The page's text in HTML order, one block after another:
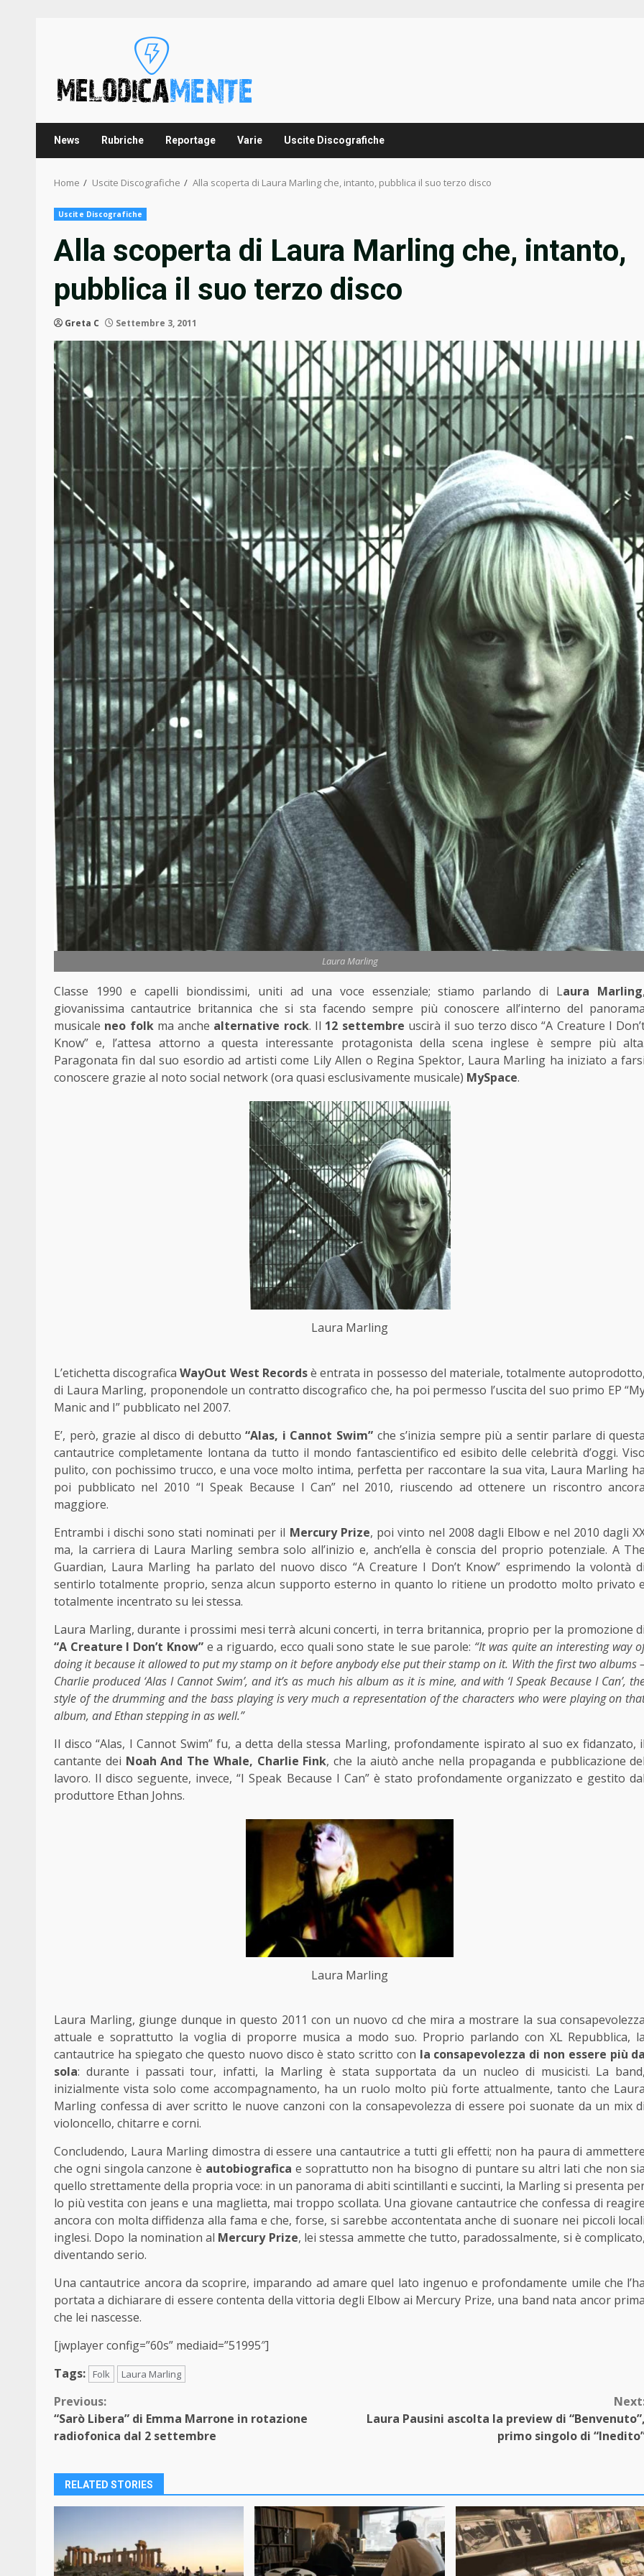
News Rubriche Reportage Varie Uscite Discografiche
Home Uscite Discografiche Alla scoperta di Laura Marling che, intanto, pubblica il suo terzo disco
Uscite Discografiche
Alla scoperta di Laura Marling che, intanto,
pubblica il suo terzo disco
Greta C Settembre 3, 2011
Laura Marling
Classe 1990 e capelli biondissimi, uniti ad una voce essenziale; stiamo parlando di Laura Marling,
giovanissima cantautrice britannica che si sta facendo sempre più conoscere all’interno del panorama
musicale neo folkma anche alternative rock. Il 12 settembre uscirà il suo terzo disco “A Creature I
Know” e, l’attesa attorno a questa interessante protagonista della scena inglese è sempre più alta.
Paragonata fin dal suo esordio ad artisti come Lily Allen o Regina Spektor, Laura Marling ha iniziato a farsi
conoscere grazie al noto social network (ora quasi esclusivamente musicale) MySpace.
Laura Marling
L’etichetta discograficaWayOut West Recordsè entrata in possesso del materiale, totalmente autoprodotto,
di Laura Marling, proponendole un contratto discografico che, ha poi permesso l’uscita del suo primo EP
Manic and I” pubblicato nel 2007.
E’, però, grazie al disco di debutto“Alas, i Cannot Swim”che s’inizia sempre più a sentir parlare di questa
cantautrice completamente lontana da tutto il mondo fantascientifico ed esibito delle celebrità d’oggi. Viso
pulito, con pochissimo trucco, e una voce molto intima, perfetta per raccontare la sua vita, Laura Marling ha
poi pubblicato nel 2010 “I Speak Because I Can” nel 2010, riuscendo ad ottenere un riscontro ancora
maggiore.
Entrambi i dischi sono stati nominati per il Mercury Prize, poi vinto nel 2008 dagli Elbow e nel 2010 dagli
ma, la carriera di Laura Marling sembra solo all’inizio e, anch’ella è conscia del proprio potenziale. A The
Guardian, Laura Marling ha parlato del nuovo disco “A Creature I Don’t Know” esprimendo la volontà di
sentirlo totalmente proprio, senza alcun supporto esterno in quanto lo ritiene un prodotto molto privato e
totalmente incentrato su lei stessa.
Laura Marling, durante i prossimi mesi terrà alcuni concerti, in terra britannica, proprio per la promozione di
“A Creature I Don’t Know”e a riguardo, ecco quali sono state le sue parole: “It was quite an interesting way
doing it because it allowed to put my stamp on it before anybody else put their stamp on it. With the first two albums –
Charlie produced ‘Alas I Cannot Swim’, and it’s as much his album as it is mine, and with ‘I Speak Because I Can’,
style of the drumming and the bass playing is very much a representation of the characters who were playing on
album, and Ethan stepping in as well.”
Il disco “Alas, I Cannot Swim” fu, a detta della stessa Marling, profondamente ispirato al suo ex fidanzato, il
cantante dei Noah And The Whale, Charlie Fink, che la aiutò anche nella propaganda e pubblicazione del
lavoro. Il disco seguente, invece, “I Speak Because I Can” è stato profondamente organizzato e gestito dal
produttore Ethan Johns.
Laura Marling
Laura Marling, giunge dunque in questo 2011 con un nuovo cd che mira a mostrare la sua consapevolezza
attuale e soprattutto la voglia di proporre musica a modo suo. Proprio parlando con XL Repubblica, la
cantautrice ha spiegato che questo nuovo disco è stato scritto con la consapevolezza di non essere più da
sola: durante i passati tour, infatti, la Marling è stata supportata da un nucleo di musicisti. La band,
inizialmente vista solo come accompagnamento, ha un ruolo molto più forte attualmente, tanto che Laura
Marling confessa di aver scritto le nuove canzoni con la consapevolezza di essere poi suonate da un mix di
violoncello, chitarre e corni.
Concludendo, Laura Marling dimostra di essere una cantautrice a tutti gli effetti; non ha paura di ammettere
che ogni singola canzone è autobiografica e soprattutto non ha bisogno di puntare su altri lati che non sia
quello strettamente della propria voce: in un panorama di abiti scintillanti e succinti, la Marling si presenta
lo più vestita con jeans e una maglietta, mai troppo scollata. Una giovane cantautrice che confessa di reagire
ancora con molta diffidenza alla fama e che, forse, si sarebbe accontentata anche di suonare nei piccoli locali
inglesi. Dopo la nomination al Mercury Prize, lei stessa ammette che tutto, paradossalmente, si è complicato,
diventando serio.
Una cantautrice ancora da scoprire, imparando ad amare quel lato ingenuo e profondamente umile che l’ha
portata a dichiarare di essere contenta della vittoria degli Elbow ai Mercury Prize, una band nata ancor prima
che lei nascesse.
[jwplayer config=”60s” mediaid=”51995″]
Tags:
Folk Laura Marling
Continue
Reading
Previous:
“Sarò Libera” di Emma Marrone in rotazione
radiofonica dal 2 settembre
Laura Pausini ascolta la preview di “Benvenuto”,
primo singolo di
RELATED STORIES